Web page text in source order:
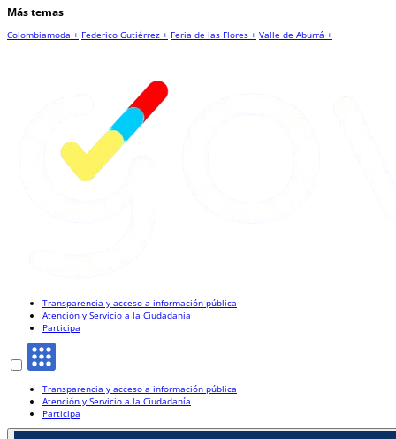
Más temas
Colombiamoda + Federico Gutiérrez + Feria de las Flores + Valle de Aburrá +
Transparencia y acceso a información pública
Atención y Servicio a la Ciudadanía
Participa
Transparencia y acceso a información pública
Atención y Servicio a la Ciudadanía
Participa